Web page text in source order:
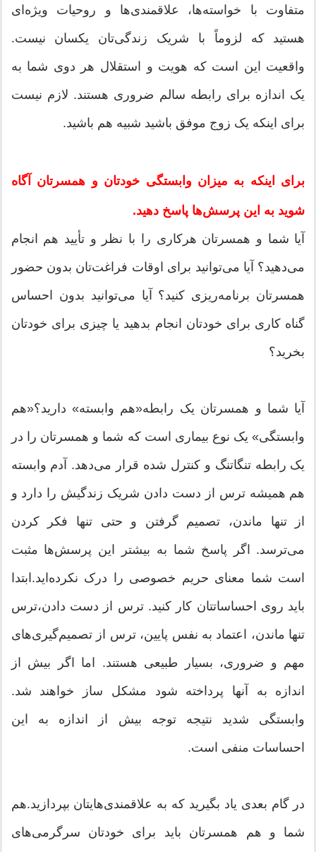
متفاوت با خواسته‌ها، علاقمندی‌ها و روحیات ویژه‌ای
هستید که لزوماً با شریک زندگی‌تان یکسان نیست.
واقعیت این است که هویت و استقلال هر دوی شما به
یک اندازه برای رابطه سالم ضروری هستند. لازم نیست
برای اینکه یک زوج موفق باشید شبیه هم باشید.
برای اینکه به میزان وابستگی خودتان و همسرتان آگاه
شوید به این پرسش‌ها پاسخ دهید.
آیا شما و همسرتان هرکاری را با نظر و تأیید هم انجام
می‌دهید؟ آیا می‌توانید برای اوقات فراغت‌تان بدون حضور
همسرتان برنامه‌ریزی کنید؟ آیا می‌توانید بدون احساس
گناه کاری برای خودتان انجام بدهید یا چیزی برای خودتان
بخرید؟
آیا شما و همسرتان یک رابطه«هم وابسته» دارید؟«هم
وابستگی» یک نوع بیماری است که شما و همسرتان را در
یک رابطه تنگاتنگ و کنترل شده قرار می‌دهد. آدم وابسته
هم همیشه ترس از دست دادن شریک زندگیش را دارد و
از تنها ماندن، تصمیم گرفتن و حتی تنها فکر کردن
می‌ترسد. اگر پاسخ شما به بیشتر این پرسش‌ها مثبت
است شما معنای حریم خصوصی را درک نکرده‌اید.ابتدا
باید روی احساساتتان کار کنید. ترس از دست دادن،ترس
تنها ماندن، اعتماد به نفس پایین، ترس از تصمیم‌گیری‌های
مهم و ضروری، بسیار طبیعی هستند. اما اگر بیش از
اندازه به آنها پرداخته شود مشکل ساز خواهند شد.
وابستگی شدید نتیجه توجه بیش از اندازه به این
احساسات منفی است.
در گام بعدی یاد بگیرید که به علاقمندی‌هایتان بپردازید.هم
شما و هم همسرتان باید برای خودتان سرگرمی‌های